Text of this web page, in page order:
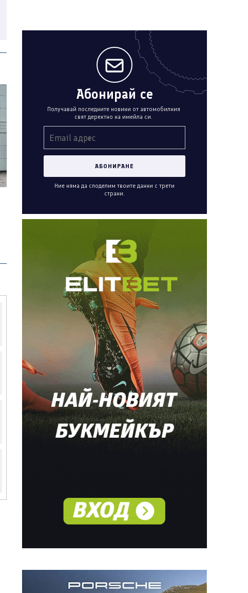
Абонирай се
Получавай последните новини от автомобилния
свят деректно на имейла си.
Ние няма да споделим твоите данни с трети
страни.